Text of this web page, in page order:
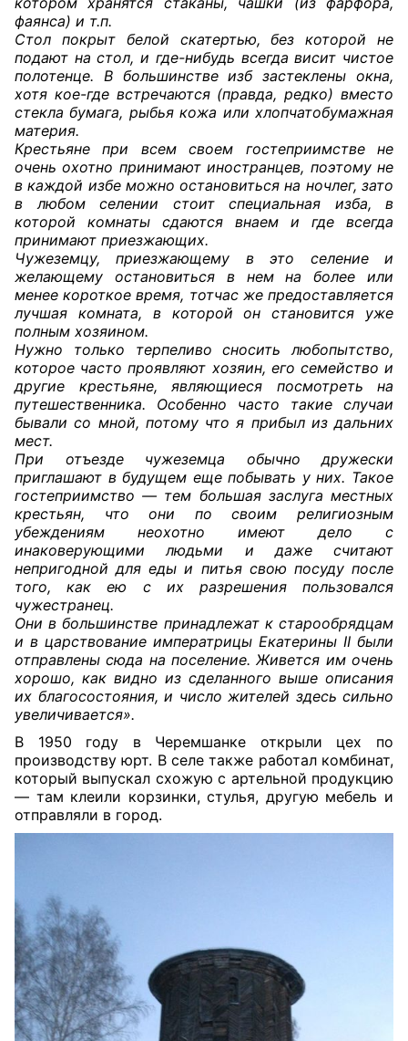
фаянса) и т.п.
Стол покрыт белой скатертью, без которой не
подают на стол, и где-нибудь всегда висит чистое
полотенце. В большинстве изб застеклены окна,
хотя кое-где встречаются (правда, редко) вместо
стекла бумага, рыбья кожа или хлопчатобумажная
материя.
Крестьяне при всем своем гостеприимстве не
очень охотно принимают иностранцев, поэтому не
в каждой избе можно остановиться на ночлег, зато
в любом селении стоит специальная изба, в
которой комнаты сдаются внаем и где всегда
принимают приезжающих.
Чужеземцу, приезжающему в это селение и
желающему остановиться в нем на более или
менее короткое время, тотчас же предоставляется
лучшая комната, в которой он становится уже
полным хозяином.
Нужно только терпеливо сносить любопытство,
которое часто проявляют хозяин, его семейство и
другие крестьяне, являющиеся посмотреть на
путешественника. Особенно часто такие случаи
бывали со мной, потому что я прибыл из дальних
мест.
При отъезде чужеземца обычно дружески
приглашают в будущем еще побывать у них. Такое
гостеприимство — тем большая заслуга местных
крестьян, что они по своим религиозным
убеждениям неохотно имеют дело с
инаковерующими людьми и даже считают
непригодной для еды и питья свою посуду после
того, как ею с их разрешения пользовался
чужестранец.
Они в большинстве принадлежат к старообрядцам
и в царствование императрицы Екатерины II были
отправлены сюда на поселение. Живется им очень
хорошо, как видно из сделанного выше описания
их благосостояния, и число жителей здесь сильно
увеличивается».
В 1950 году в Черемшанке открыли цех по
производству юрт. В селе также работал комбинат,
который выпускал схожую с артельной продукцию
— там клеили корзинки, стулья, другую мебель и
отправляли в город.